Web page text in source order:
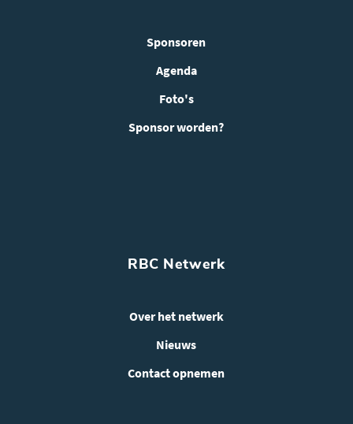
Sponsoren
Agenda
Foto's
Sponsor worden?
RBC Netwerk
Over het netwerk
Nieuws
Contact opnemen